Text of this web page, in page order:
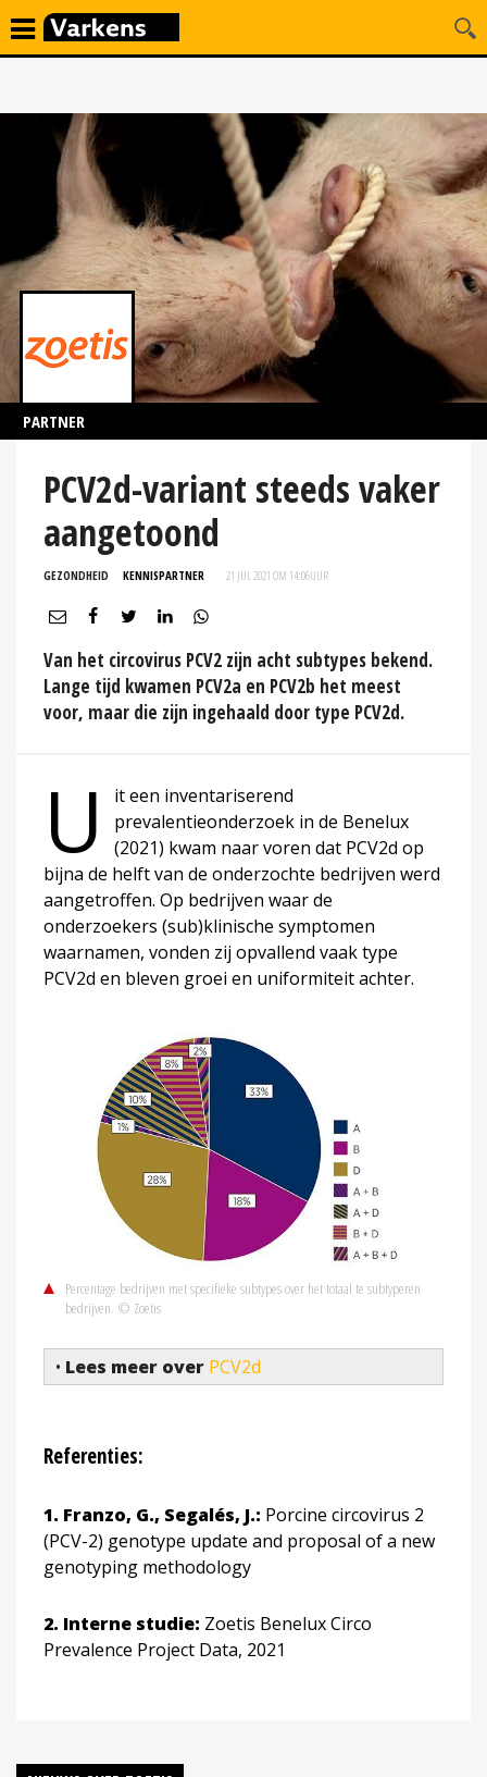
PARTNER
PCV2d-variant steeds vaker
aangetoond
GEZONDHEID KENNISPARTNER 21 JUL 2021 OM 14:06UUR
Van het circovirus PCV2 zijn acht subtypes bekend.
Lange tijd kwamen PCV2a en PCV2b het meest
voor, maar die zijn ingehaald door type PCV2d.
U
it een inventariserend
prevalentieonderzoek in de Benelux
(2021) kwam naar voren dat PCV2d op
bijna de helft van de onderzochte bedrijven werd
aangetroffen. Op bedrijven waar de
onderzoekers (sub)klinische symptomen
waarnamen, vonden zij opvallend vaak type
PCV2d en bleven groei en uniformiteit achter.
Percentage bedrijven met specifieke subtypes over het totaal te subtyperen
bedrijven. © Zoetis
• Lees meer over PCV2d
Referenties:
1. Franzo, G., Segalés, J.: Porcine circovirus 2
(PCV-2) genotype update and proposal of a new
genotyping methodology
2. Interne studie: Zoetis Benelux Circo
Prevalence Project Data, 2021